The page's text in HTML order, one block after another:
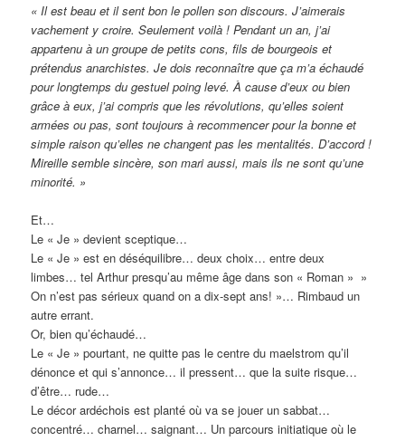
«Il est beau et il sent bon le pollen son discours. J’aimerais
vachement y croire. Seulement voilà ! Pendant un an, j’ai
appartenu à un groupe de petits cons, fils de bourgeois et
prétendus anarchistes. Je dois reconnaître que ça m’a échaudé
pour longtemps du gestuel poing levé. À cause d’eux ou bien
grâce à eux, j’ai compris que les révolutions, qu’elles soient
armées ou pas, sont toujours à recommencer pour la bonne et
simple raison qu’elles ne changent pas les mentalités. D’accord !
Mireille semble sincère, son mari aussi, mais ils ne sont qu’une
minorité. »
Et…
Le « Je » devient sceptique…
Le « Je » est en déséquilibre… deux choix… entre deux
limbes… tel Arthur presqu’au même âge dans son « Roman » »
On n’est pas sérieux quand on a dix-sept ans! »… Rimbaud un
autre errant.
Or, bien qu’échaudé…
Le « Je » pourtant, ne quitte pas le centre du maelstrom qu’il
dénonce et qui s’annonce… il pressent… que la suite risque…
d’être… rude…
Le décor ardéchois est planté où va se jouer un sabbat…
concentré… charnel… saignant… Un parcours initiatique où le